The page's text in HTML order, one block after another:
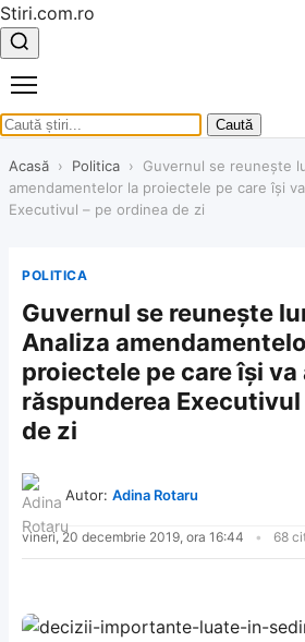
Stiri.com.ro
Caută
Acasă › Politica ›
Guvernul se reunește
amendamentelor la proiectele pe care își
Executivul – pe ordinea de zi
POLITICA
Guvernul se reunește
Analiza
proiectele pe care își va
răspunderea Executivul
de zi
Autor: Adina Rotaru
vineri, 20 decembrie 2019, ora 16:44 68